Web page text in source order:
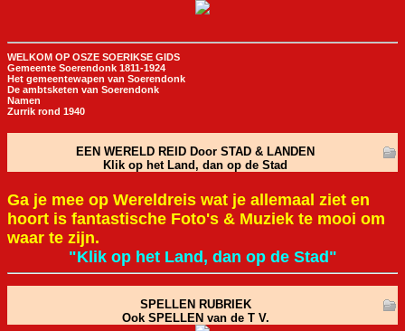
WELKOM OP OSZE SOERIKSE GIDS
Gemeente Soerendonk 1811-1924
Het gemeentewapen van Soerendonk
De ambtsketen van Soerendonk
Namen
Zurrik rond 1940
EEN WERELD REID Door STAD & LANDEN
Klik op het Land, dan op de Stad
Ga je mee op Wereldreis wat je allemaal ziet en
hoort is fantastische Foto's & Muziek te mooi om
waar te zijn.
"Klik op het Land, dan op de Stad"
SPELLEN RUBRIEK
Ook SPELLEN van de T V.